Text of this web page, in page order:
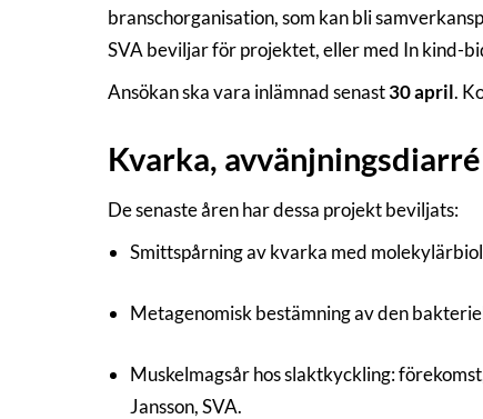
branschorganisation, som kan bli
SVA beviljar för projektet, eller med In kind-
Ansökan ska vara inlämnad senast30 april.
Kvarka,
De senaste åren har dessa projekt beviljats:
Smittspårning av kvarka med
Metagenomisk bestämning av den
Muskelmagsår hos slaktkyckling:
Jansson, SVA.